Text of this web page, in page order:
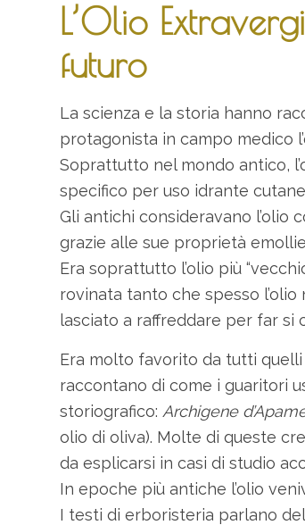
L’Olio
futuro
La scienza e la storia hanno
protagonista in campo medico
Soprattutto nel mondo antico,
specifico per uso idrante
Gli antichi consideravano l’olio
grazie alle sue proprietà
Era soprattutto l’olio più
rovinata tanto che spesso
lasciato a raffreddare per far si
Era molto favorito da tutti
raccontano di come i guaritori
storiografico: Archigene
olio di oliva). Molte di queste
da esplicarsi in casi di studio
In epoche più antiche l’olio
I testi di erboristeria parlano